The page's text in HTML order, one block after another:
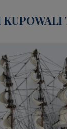
KUPOWALI